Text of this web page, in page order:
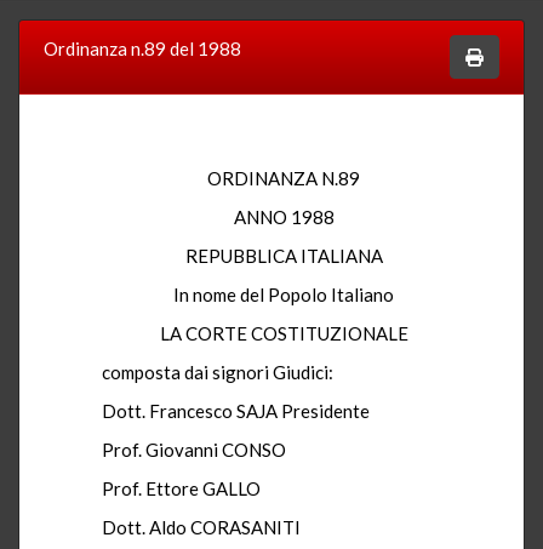
Ordinanza n.89 del 1988
ORDINANZA N.89
ANNO 1988
REPUBBLICA ITALIANA
In nome del Popolo Italiano
LA CORTE COSTITUZIONALE
composta dai signori Giudici:
Dott. Francesco SAJA Presidente
Prof. Giovanni CONSO
Prof. Ettore GALLO
Dott. Aldo CORASANITI